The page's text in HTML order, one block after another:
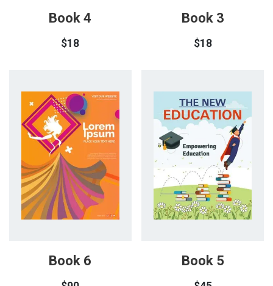
Book 3
$18
Book 4
$18
Book 5
Book 6